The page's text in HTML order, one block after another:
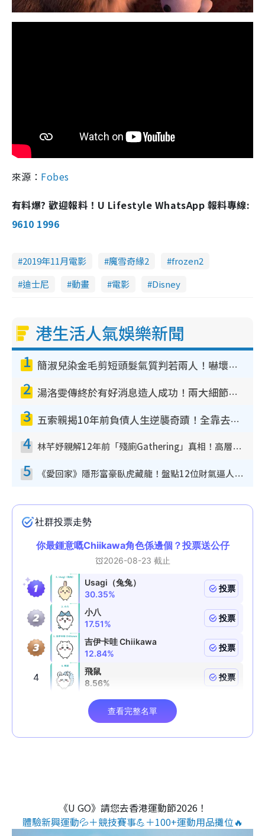
來源： Fobes
有料爆? 歡迎報料！U Lifestyle WhatsApp 報料專線:
9610 1996
2019年11月電影 魔雪奇緣2
frozen2
迪士尼
動畫 電影 Disney
港生活人氣娛樂新聞
1 簡淑兒染金毛剪短頭髮氣質判若兩人！嚇壞老公麥大力都認唔出：「你做咩事？」
2 湯洛雯傳終於有好消息造人成功！兩大細節曝孕味極濃惹猜測：大肚婆先會咁！
3 五索親揭10年前負債人生逆襲奇蹟！全靠去一地方轉運後即遇上馬先生
4 林芊妤親解12年前「殘廁Gathering」真相！高層解約一句話重創尊嚴至今拒返TVB
5 《愛回家》隱形富豪臥虎藏龍！盤點12位財氣逼人的有錢藝人：呢位靚女3億身家唔憂做
《U GO》請您去香港運動節2026！
體驗新興運動💦＋競技賽事💪＋100+運動用品攤位🔥